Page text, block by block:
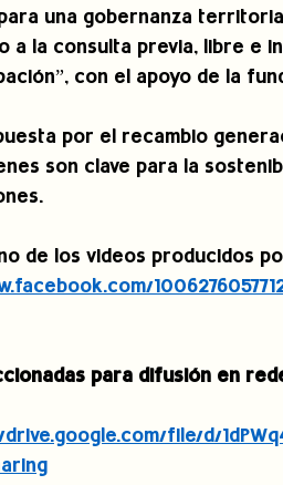
una gobernanza
a la consulta previa, libre e
con el apoyo de la
por el recambio
son clave para la
de los videos producidos
para difusión en
file/d/